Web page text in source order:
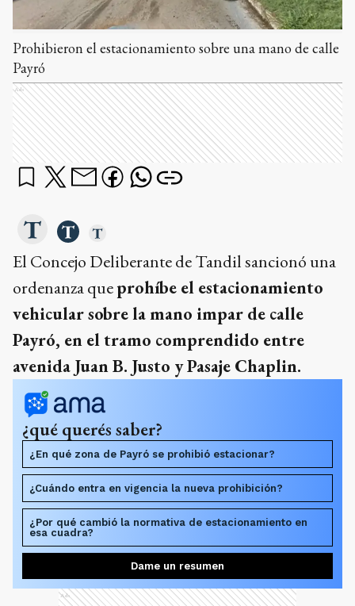
Prohibieron el estacionamiento sobre una mano de calle
Payró
Ads
El Concejo Deliberante de Tandil sancionó una
ordenanza queprohíbe el estacionamiento
vehicular sobre la mano impar de calle
Payró, en el tramo comprendido entre
avenida Juan B. Justo y Pasaje Chaplin.
¿qué querés saber?
¿En qué zona de Payró se prohibió estacionar?
¿Cuándo entra en vigencia la nueva prohibición?
¿Por qué cambió la normativa de estacionamiento en
esa cuadra?
Dame un resumen
Ads